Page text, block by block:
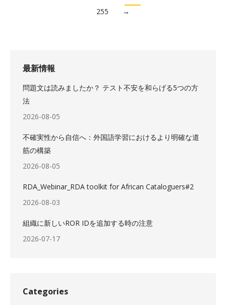
255
→
最新情報
問題文は読みましたか？ テスト不安を和らげる5つの方
法
2026-08-05
不確実性から自信へ：外国語学習におけるより明確な道
筋の構築
2026-08-05
RDA_Webinar_RDA toolkit for African Cataloguers#2
2026-08-03
組織に新しいROR IDを追加する時の注意
2026-07-17
Categories